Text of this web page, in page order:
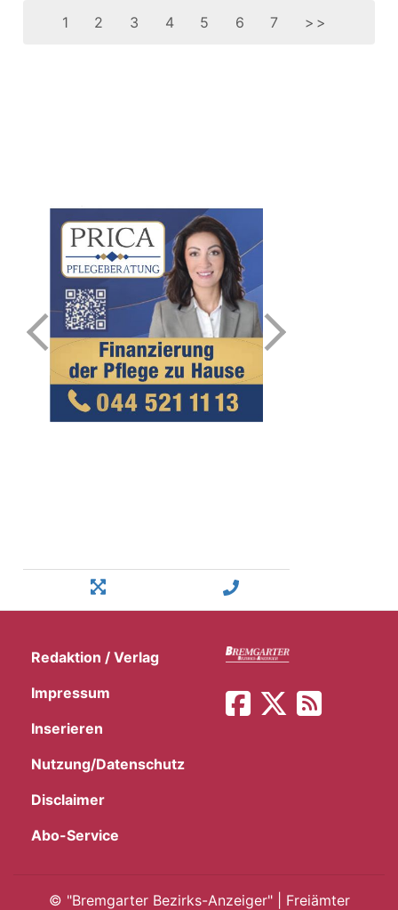
1 2 3 4 5 6 7 >>
Redaktion / Verlag
Impressum
Inserieren
Nutzung/Datenschutz
Disclaimer
Abo-Service
© "Bremgarter Bezirks-Anzeiger" | Freiämter